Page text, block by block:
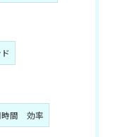
時間 効率